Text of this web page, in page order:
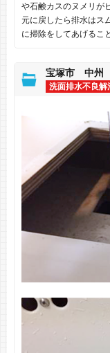
や石鹸カスのヌメリが
元に戻したら排水はス
に掃除をしてあげるこ
宝塚市 中州
洗面排水不良解